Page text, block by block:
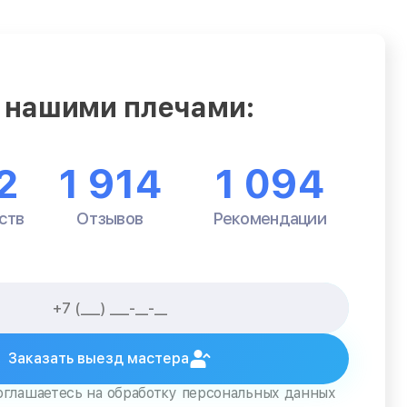
нашими плечами:
1 914
Отзывов
1 094
Рекомендации
Заказать выезд мастера
на обработку персональных данных